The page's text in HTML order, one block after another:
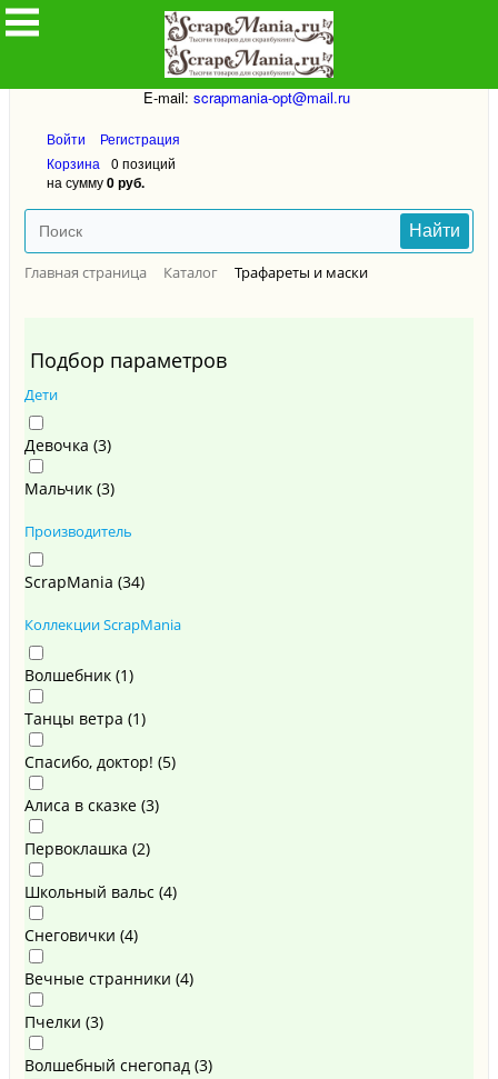
8912-8912-832
Написать личное сообщение в ВК
E-mail: scrapmania-opt@mail.ru
Войти
Регистрация
Корзина
0 позиций
на сумму0 руб.
Найти
Главная страница Каталог Трафареты и маски
Подбор параметров
Дети
Девочка (3)
Мальчик (3)
Производитель
ScrapMania (34)
Коллекции ScrapMania
Волшебник (1)
Танцы ветра (1)
Спасибо, доктор! (5)
Алиса в сказке (3)
Первоклашка (2)
Школьный вальс (4)
Снеговички (4)
Вечные странники (4)
Пчелки (3)
Волшебный снегопад (3)